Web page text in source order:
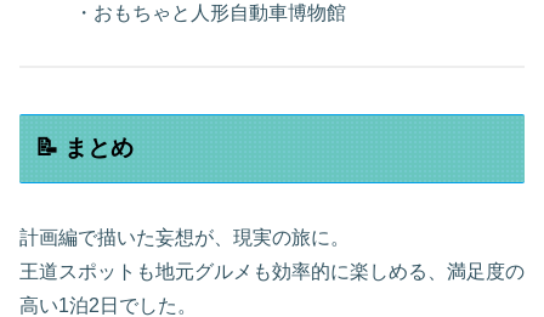
・おもちゃと人形自動車博物館
📝 まとめ
計画編で描いた妄想が、現実の旅に。
王道スポットも地元グルメも効率的に楽しめる、満足度の
高い1泊2日でした。